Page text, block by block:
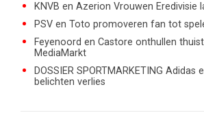
KNVB en Azerion Vrouwen Eredivisie
PSV en Toto promoveren fan tot
Feyenoord en Castore onthullen
MediaMarkt
DOSSIER SPORTMARKETING Adidas
belichten verlies